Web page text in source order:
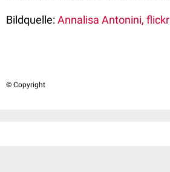
Bildquelle:Annalisa Antonini, flickr
© Copyright